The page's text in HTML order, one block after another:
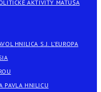
AKTIVITY MATÚŠA
HNILICA S.J. L’EUROPA
PAVLA HNILICU